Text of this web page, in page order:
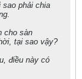
sao phải chia
cho sàn
tại sao vậy?
điều này có